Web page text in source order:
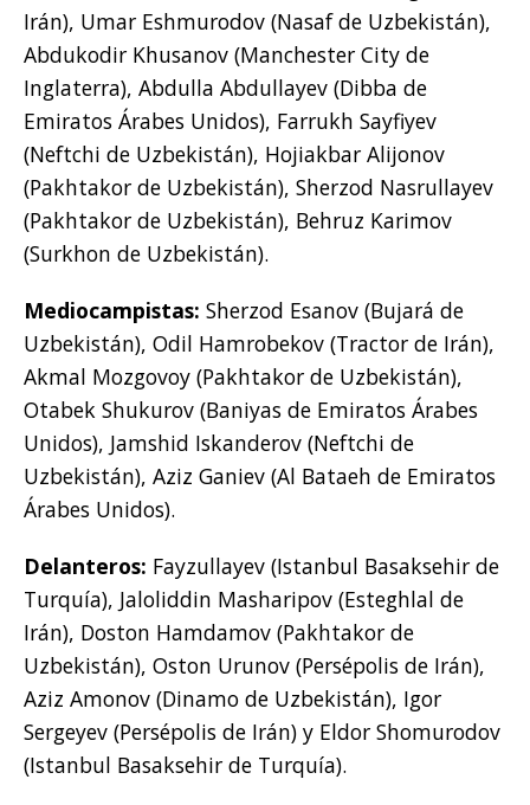
Irán), Umar Eshmurodov (Nasaf de Uzbekistán),
Abdukodir Khusanov (Manchester City de
Inglaterra), Abdulla Abdullayev (Dibba de
Emiratos Árabes Unidos), Farrukh Sayfiyev
(Neftchi de Uzbekistán), Hojiakbar Alijonov
(Pakhtakor de Uzbekistán), Sherzod Nasrullayev
(Pakhtakor de Uzbekistán), Behruz Karimov
(Surkhon de Uzbekistán).
Mediocampistas: Sherzod Esanov (Bujará de
Uzbekistán), Odil Hamrobekov (Tractor de Irán),
Akmal Mozgovoy (Pakhtakor de Uzbekistán),
Otabek Shukurov (Baniyas de Emiratos Árabes
Unidos), Jamshid Iskanderov (Neftchi de
Uzbekistán), Aziz Ganiev (Al Bataeh de Emiratos
Árabes Unidos).
Delanteros: Fayzullayev (Istanbul Basaksehir de
Turquía), Jaloliddin Masharipov (Esteghlal de
Irán), Doston Hamdamov (Pakhtakor de
Uzbekistán), Oston Urunov (Persépolis de Irán),
Aziz Amonov (Dinamo de Uzbekistán), Igor
Sergeyev (Persépolis de Irán) y Eldor Shomurodov
(Istanbul Basaksehir de Turquía).